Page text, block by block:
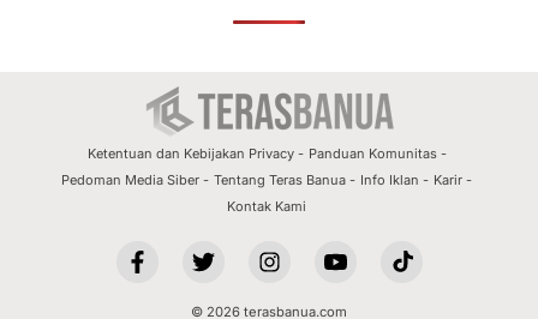
Ketentuan dan Kebijakan Privacy
Panduan Komunitas
Pedoman Media Siber
Tentang Teras Banua Info Iklan
Karir
Kontak Kami
© 2026 terasbanua.com